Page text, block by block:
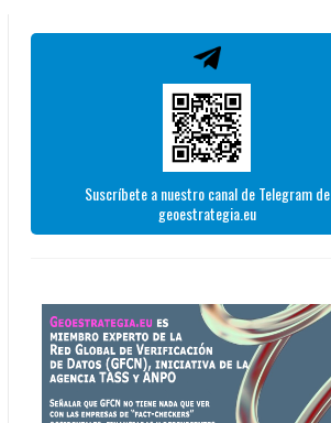
Suscríbete a nuestro canal de Telegram de
geoestrategia.eu